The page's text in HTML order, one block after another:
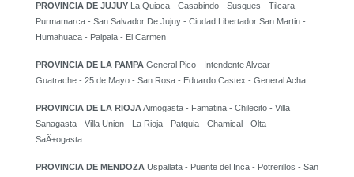
PROVINCIA DE JUJUY La Quiaca - Casabindo - Susques - Tilcara - -
Purmamarca - San Salvador De Jujuy - Ciudad Libertador San Martin -
Humahuaca - Palpala - El Carmen
PROVINCIA DE LA PAMPA General Pico - Intendente Alvear -
Guatrache - 25 de Mayo - San Rosa - Eduardo Castex - General Acha
PROVINCIA DE LA RIOJAAimogasta - Famatina - Chilecito - Villa
Sanagasta - Villa Union - La Rioja - Patquia - Chamical - Olta -
SaÃ±ogasta
PROVINCIA DE MENDOZA Uspallata - Puente del Inca - Potrerillos - San